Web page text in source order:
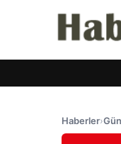
Haberler›